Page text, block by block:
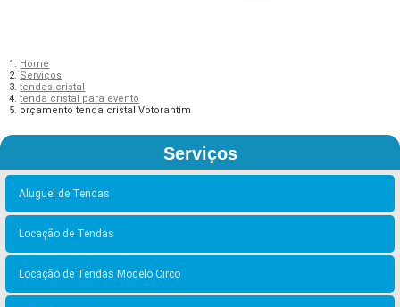
Home
Serviços
tendas cristal
tenda cristal para evento
orçamento tenda cristal Votorantim
Serviços
Aluguel de Tendas
Locação de Tendas
Locação de Tendas Modelo Circo